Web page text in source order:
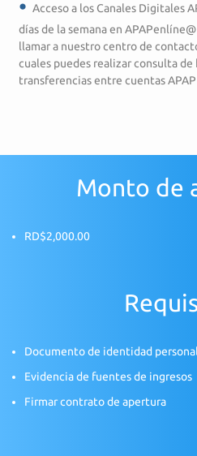
Acceso a los Canales Digitales
días de la semana en
llamar a nuestro centro de
cuales puedes realizar consulta de
transferencias entre cuentas
Monto de
RD$2,000.00
Documento de identidad
Evidencia de fuentes de ingresos
Firmar contrato de apertura